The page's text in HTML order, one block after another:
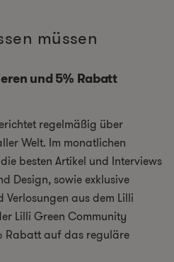
müssen
und 5% Rabatt
regelmäßig über
Welt. Im monatlichen
besten Artikel und Interviews
Design, sowie exklusive
Verlosungen aus dem Lilli
Lilli Green Community
Rabatt auf das reguläre